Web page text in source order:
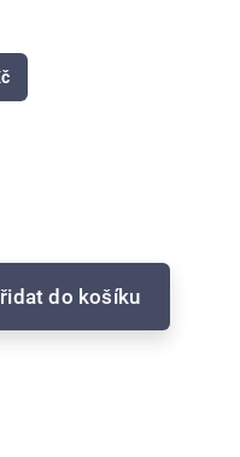
do košíku